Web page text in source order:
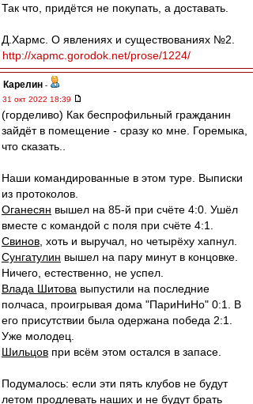
Так что, придётся не покупать, а доставать.
Д.Хармс. О явлениях и существованиях №2.
http://xapmc.gorodok.net/prose/1224/
Карелин -
31 окт 2022 18:39
(горделиво) Как беспрофильный гражданин
зайдёт в помещение - сразу ко мне. Горемыка,
что сказать..
Наши командированные в этом туре. Выписки
из протоколов.
Оганесян вышел на 85-й при счёте 4:0. Ушёл
вместе с командой с поля при счёте 4:1.
Свинов , хоть и выручал, но четырёху хапнул.
Сунгатулин вышел на пару минут в концовке.
Ничего, естественно, не успел.
Влада Шитова выпустили на последние
полчаса, проигрывая дома "ПариНиНо" 0:1. В
его присутствии была одержана победа 2:1.
Уже молодец.
Шильцов при всём этом остался в запасе.
Подумалось: если эти пять клубов не будут
летом продлевать наших и не будут брать